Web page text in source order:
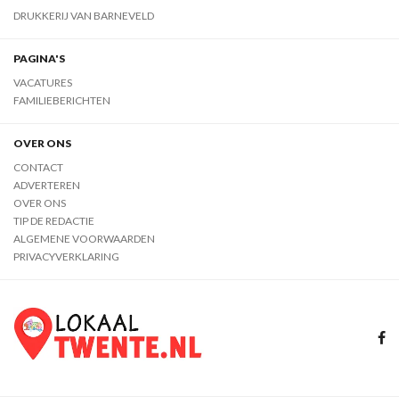
DRUKKERIJ VAN BARNEVELD
PAGINA'S
VACATURES
FAMILIEBERICHTEN
OVER ONS
CONTACT
ADVERTEREN
OVER ONS
TIP DE REDACTIE
ALGEMENE VOORWAARDEN
PRIVACYVERKLARING